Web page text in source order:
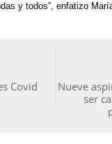
y todos”, enfatizo
Nueve
ser
Covid